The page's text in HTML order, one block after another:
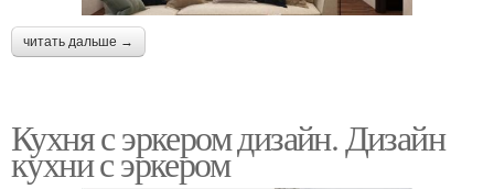
читать дальше →
Кухня с эркером дизайн. Дизайн
кухни с эркером